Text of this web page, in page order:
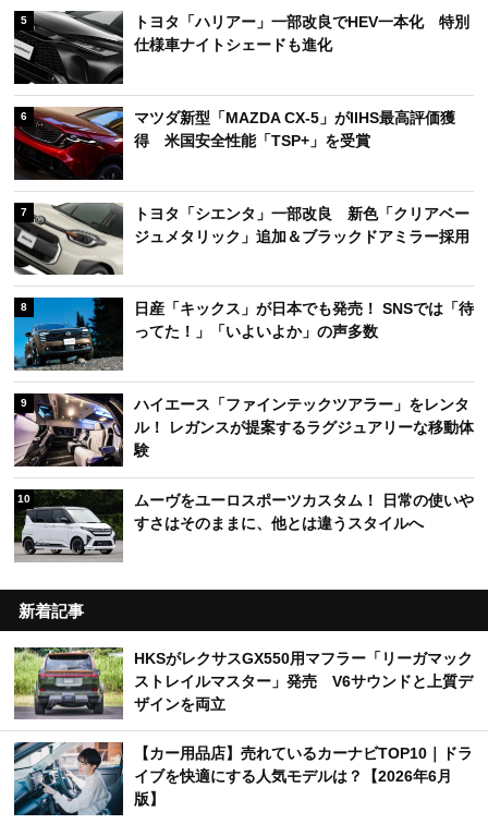
5
トヨタ「ハリアー」一部改良でHEV一本化 特別
仕様車ナイトシェードも進化
6
マツダ新型「MAZDA CX-5」がIIHS最高評価獲
得 米国安全性能「TSP+」を受賞
7
トヨタ「シエンタ」一部改良 新色「クリアベー
ジュメタリック」追加＆ブラックドアミラー採用
8
日産「キックス」が日本でも発売！ SNSでは「待
ってた！」「いよいよか」の声多数
9
ハイエース「ファインテックツアラー」をレンタ
ル！ レガンスが提案するラグジュアリーな移動体
験
10
ムーヴをユーロスポーツカスタム！ 日常の使いや
すさはそのままに、他とは違うスタイルへ
新着記事
HKSがレクサスGX550用マフラー「リーガマック
ストレイルマスター」発売 V6サウンドと上質デ
ザインを両立
【カー用品店】売れているカーナビTOP10｜ドラ
イブを快適にする人気モデルは？【2026年6月
版】